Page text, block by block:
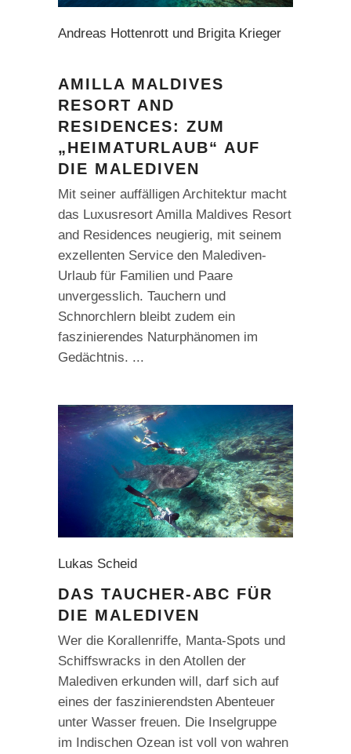
Andreas Hottenrott und Brigita Krieger
AMILLA MALDIVES
RESORT AND
RESIDENCES: ZUM
„HEIMATURLAUB“ AUF
DIE MALEDIVEN
Mit seiner auffälligen Architektur macht
das Luxusresort Amilla Maldives Resort
and Residences neugierig, mit seinem
exzellenten Service den Malediven-
Urlaub für Familien und Paare
unvergesslich. Tauchern und
Schnorchlern bleibt zudem ein
faszinierendes Naturphänomen im
Gedächtnis.
Lukas Scheid
DAS TAUCHER-ABC FÜR
DIE MALEDIVEN
Wer die Korallenriffe, Manta-Spots und
Schiffswracks in den Atollen der
Malediven erkunden will, darf sich auf
eines der faszinierendsten Abenteuer
unter Wasser freuen. Die Inselgruppe
im Indischen Ozean ist voll von wahren